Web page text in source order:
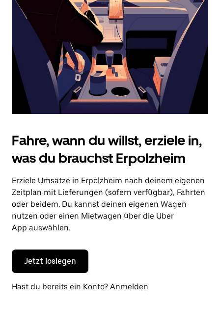
Drücke
die
Escape-
Taste,
den
Kalender
zu
schließen.
Fahre, wann du willst, erziele in,
was du brauchst Erpolzheim
Erziele Umsätze in Erpolzheim nach deinem eigenen
Zeitplan mit Lieferungen (sofern verfügbar), Fahrten
oder beidem. Du kannst deinen eigenen Wagen
nutzen oder einen Mietwagen über die Uber
App auswählen.
Jetzt loslegen
Hast du bereits ein Konto? Anmelden